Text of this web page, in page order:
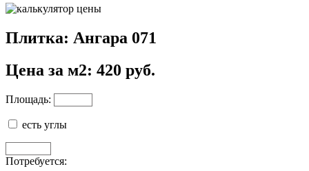
Плитка: Ангара 071
Цена за м2: 420 руб.
Площадь:
есть углы
Потребуется: